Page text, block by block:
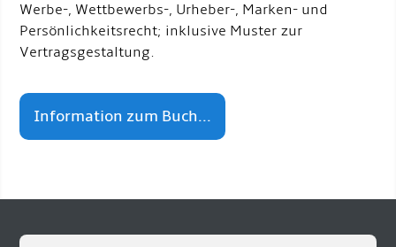
Werbe-, Wettbewerbs-, Urheber-, Marken- und
Persönlichkeitsrecht; inklusive Muster zur
Vertragsgestaltung.
Information zum Buch...